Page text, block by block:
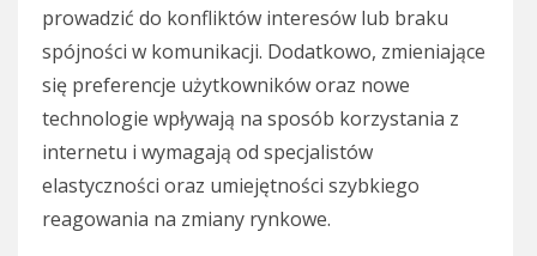
prowadzić do konfliktów interesów lub braku
spójności w komunikacji. Dodatkowo, zmieniające
się preferencje użytkowników oraz nowe
technologie wpływają na sposób korzystania z
internetu i wymagają od specjalistów
elastyczności oraz umiejętności szybkiego
reagowania na zmiany rynkowe.